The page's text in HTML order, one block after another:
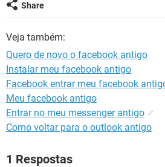
GUIA DE COMPRAS
Share
Veja também:
Quero de novo o facebook antigo
Instalar meu facebook antigo
Facebook entrar meu facebook
Meu facebook antigo
Entrar no meu messenger antigo ✓
Como voltar para o outlook antigo
1 Respostas